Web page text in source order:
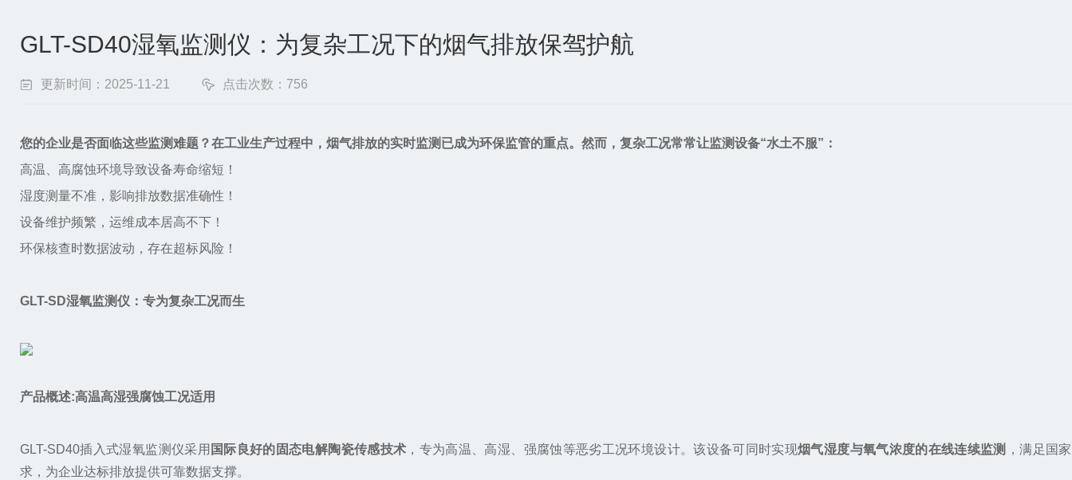
GLT-SD40湿氧监测仪：为复杂工况下的烟气排放保驾护航
更新时间：2025-11-21 点击次数：756
您的企业是否面临这些监测难题？在工业生产过程中，烟气排放的实时监测已成为环保监管的重点。然而，复杂工况常常让监测设备“水土不服”：
高温、高腐蚀环境导致设备寿命缩短！
湿度测量不准，影响排放数据准确性！
设备维护频繁，运维成本居高不下！
环保核查时数据波动，存在超标风险！
GLT-SD湿氧监测仪：专为复杂工况而生
产品概述:高温高湿强腐蚀工况适用
GLT-SD40插入式湿氧监测仪采用 国际良好的固态电解陶瓷传感技术 ，专为高温、高湿、强腐蚀等恶劣工况环境设计。该设备可同时实现烟气湿度与氧气浓度的在线连续监测
，满足国
求，为企业达标排放提供可靠数据支撑。